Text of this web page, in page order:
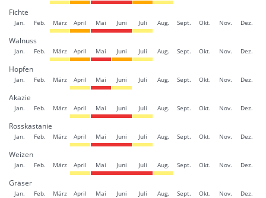
Fichte
Jan. Feb. März April Mai Juni Juli Aug. Sept. Okt. Nov. Dez.
Walnuss
Jan. Feb. März April Mai Juni Juli Aug. Sept. Okt. Nov. Dez.
Hopfen
Jan. Feb. März April Mai Juni Juli Aug. Sept. Okt. Nov. Dez.
Akazie
Jan. Feb. März April Mai Juni Juli Aug. Sept. Okt. Nov. Dez.
Rosskastanie
Jan. Feb. März April Mai Juni Juli Aug. Sept. Okt. Nov. Dez.
Weizen
Jan. Feb. März April Mai Juni Juli Aug. Sept. Okt. Nov. Dez.
Gräser
Jan. Feb. März April Mai Juni Juli Aug. Sept. Okt. Nov. Dez.